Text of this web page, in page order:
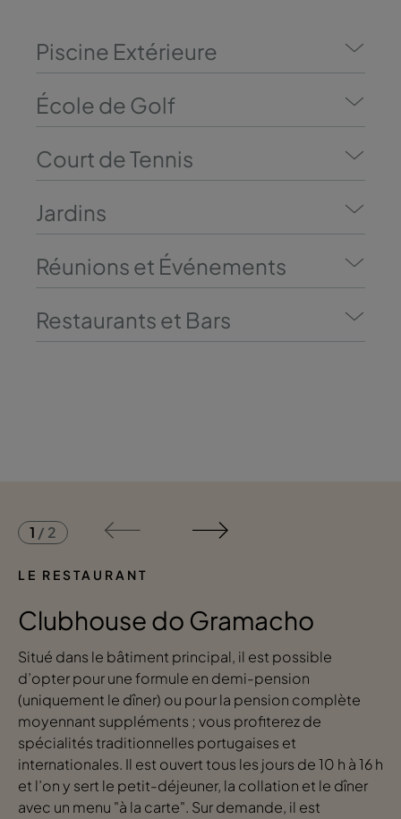
Piscine Extérieure
École de Golf
Court de Tennis
Jardins
Réunions et Événements
Restaurants et Bars
LE RESTAURANT
Clubhouse do Gramacho
Situé dans le bâtiment principal, il est possible
d’opter pour une formule en demi-pension
(uniquement le dîner) ou pour la pension complète
moyennant suppléments ; vous profiterez de
spécialités traditionnelles portugaises et
internationales. Il est ouvert tous les jours de 10 h à 16 h
et l’on y sert le petit-déjeuner, la collation et le dîner
avec un menu "à la carte". Sur demande, il est
1 / 2